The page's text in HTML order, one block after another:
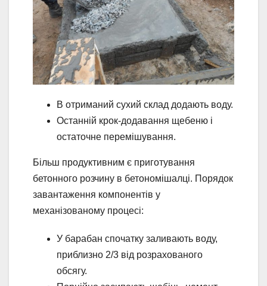
В отриманий сухий склад додають воду.
Останній крок-додавання щебеню і
остаточне перемішування.
Більш продуктивним є приготування
бетонного розчину в бетономішалці. Порядок
завантаження компонентів у
механізованому процесі:
У барабан спочатку заливають воду,
приблизно 2/3 від розрахованого
обсягу.